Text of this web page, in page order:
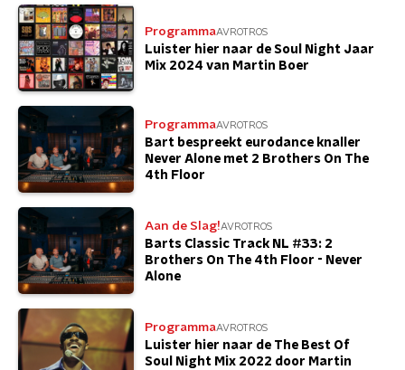
ProgrammaAVROTROS
Luister hier naar de Soul Night Jaar
Mix 2024 van Martin Boer
ProgrammaAVROTROS
Bart bespreekt eurodance knaller
Never Alone met 2 Brothers On The
4th Floor
Aan de Slag!AVROTROS
Barts Classic Track NL #33: 2
Brothers On The 4th Floor - Never
Alone
ProgrammaAVROTROS
Luister hier naar de The Best Of
Soul Night Mix 2022 door Martin